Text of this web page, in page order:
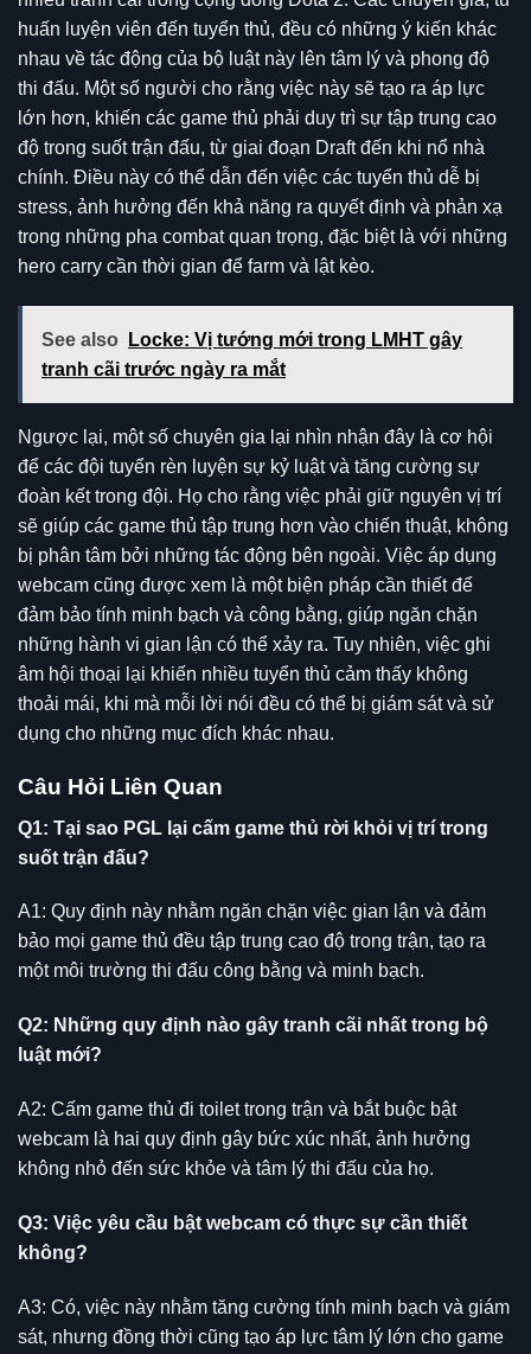
huấn luyện viên đến tuyển thủ, đều có những ý kiến khác
nhau về tác động của bộ luật này lên tâm lý và phong độ
thi đấu. Một số người cho rằng việc này sẽ tạo ra áp lực
lớn hơn, khiến các game thủ phải duy trì sự tập trung cao
độ trong suốt trận đấu, từ giai đoạn Draft đến khi nổ nhà
chính. Điều này có thể dẫn đến việc các tuyển thủ dễ bị
stress, ảnh hưởng đến khả năng ra quyết định và phản xạ
trong những pha combat quan trọng, đặc biệt là với những
hero carry cần thời gian để farm và lật kèo.
See also
Locke: Vị tướng mới trong LMHT gây
tranh cãi trước ngày ra mắt
Ngược lại, một số chuyên gia lại nhìn nhận đây là cơ hội
để các đội tuyển rèn luyện sự kỷ luật và tăng cường sự
đoàn kết trong đội. Họ cho rằng việc phải giữ nguyên vị trí
sẽ giúp các game thủ tập trung hơn vào chiến thuật, không
bị phân tâm bởi những tác động bên ngoài. Việc áp dụng
webcam cũng được xem là một biện pháp cần thiết để
đảm bảo tính minh bạch và công bằng, giúp ngăn chặn
những hành vi gian lận có thể xảy ra. Tuy nhiên, việc ghi
âm hội thoại lại khiến nhiều tuyển thủ cảm thấy không
thoải mái, khi mà mỗi lời nói đều có thể bị giám sát và sử
dụng cho những mục đích khác nhau.
Câu Hỏi Liên Quan
Q1: Tại sao PGL lại cấm game thủ rời khỏi vị trí trong
suốt trận đấu?
A1: Quy định này nhằm ngăn chặn việc gian lận và đảm
bảo mọi game thủ đều tập trung cao độ trong trận, tạo ra
một môi trường thi đấu công bằng và minh bạch.
Q2: Những quy định nào gây tranh cãi nhất trong bộ
luật mới?
A2: Cấm game thủ đi toilet trong trận và bắt buộc bật
webcam là hai quy định gây bức xúc nhất, ảnh hưởng
không nhỏ đến sức khỏe và tâm lý thi đấu của họ.
Q3: Việc yêu cầu bật webcam có thực sự cần thiết
không?
A3: Có, việc này nhằm tăng cường tính minh bạch và giám
sát, nhưng đồng thời cũng tạo áp lực tâm lý lớn cho game